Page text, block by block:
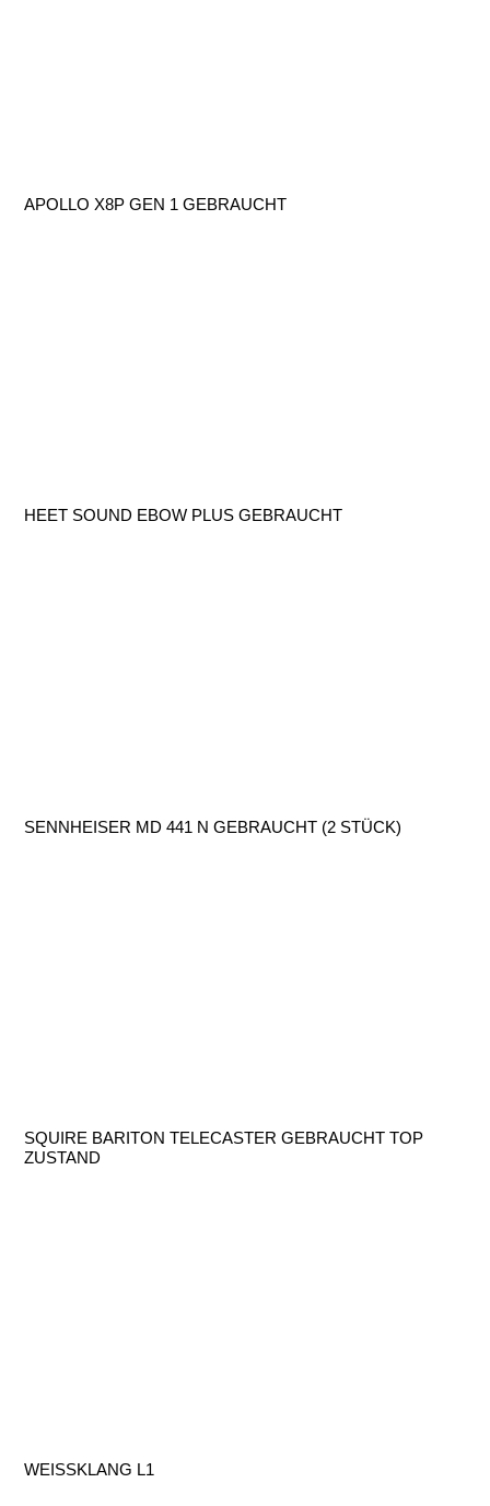
APOLLO X8P GEN 1 GEBRAUCHT
HEET SOUND EBOW PLUS GEBRAUCHT
SENNHEISER MD 441 N GEBRAUCHT (2 STÜCK)
SQUIRE BARITON TELECASTER GEBRAUCHT TOP
ZUSTAND
WEISSKLANG L1